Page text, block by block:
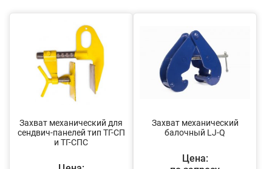
Захват механический для
сендвич-панелей тип ТГ-СП
и ТГ-СПС
Захват механический
балочный LJ-Q
Цена: